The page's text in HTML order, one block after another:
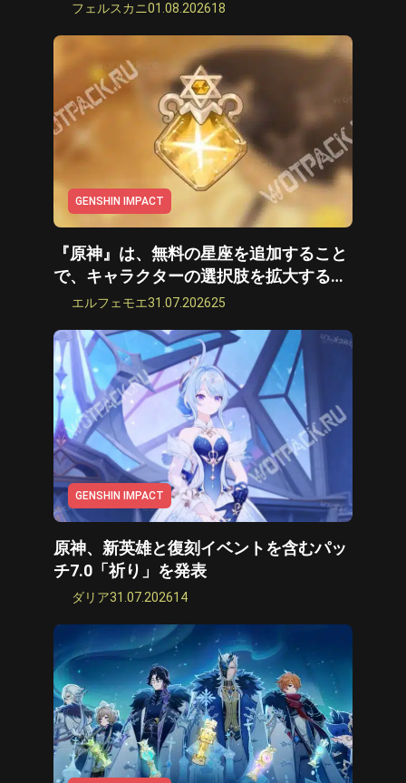
フェルスカニ01.08.202618
GENSHIN IMPACT
『原神』は、無料の星座を追加すること
で、キャラクターの選択肢を拡大する予
定です。
エルフェモエ31.07.202625
GENSHIN IMPACT
原神、新英雄と復刻イベントを含むパッ
チ7.0「祈り」を発表
ダリア31.07.202614